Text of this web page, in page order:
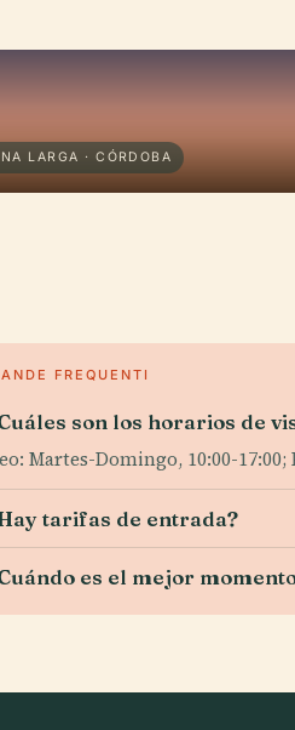
LARGA · CÓRDOBA
FREQUENTI
son los horarios de
Martes-Domingo, 10:00-
tarifas de entrada?
es el mejor